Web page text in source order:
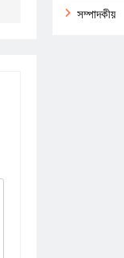
সম্পাদকীয়